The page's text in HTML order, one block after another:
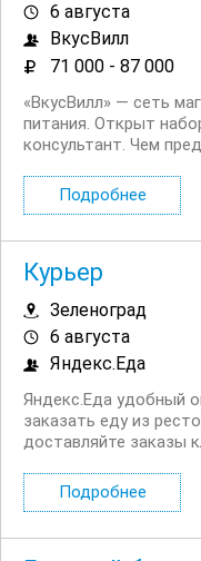
6 августа
ВкусВилл
71 000 - 87 000
«ВкусВилл» — сеть
питания. Открыт
консультант. Чем
кассой. Оформлять
Контролировать
Подробнее
Курьер
Зеленоград
6 августа
Яндекс.Еда
Яндекс.Еда удобный
заказать еду из
доставляйте заказы
сотрудничающей с
Первая выплата
Подробнее